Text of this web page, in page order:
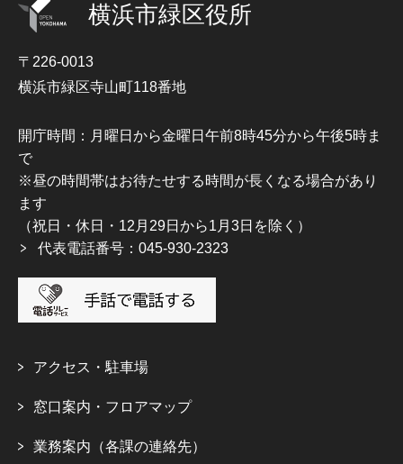
横浜市緑区役所
〒226-0013
横浜市緑区寺山町118番地
開庁時間：月曜日から金曜日午前8時45分から午後5時ま
で
※昼の時間帯はお待たせする時間が長くなる場合があり
ます
（祝日・休日・12月29日から1月3日を除く）
代表電話番号：045-930-2323
アクセス・駐車場
窓口案内・フロアマップ
業務案内（各課の連絡先）